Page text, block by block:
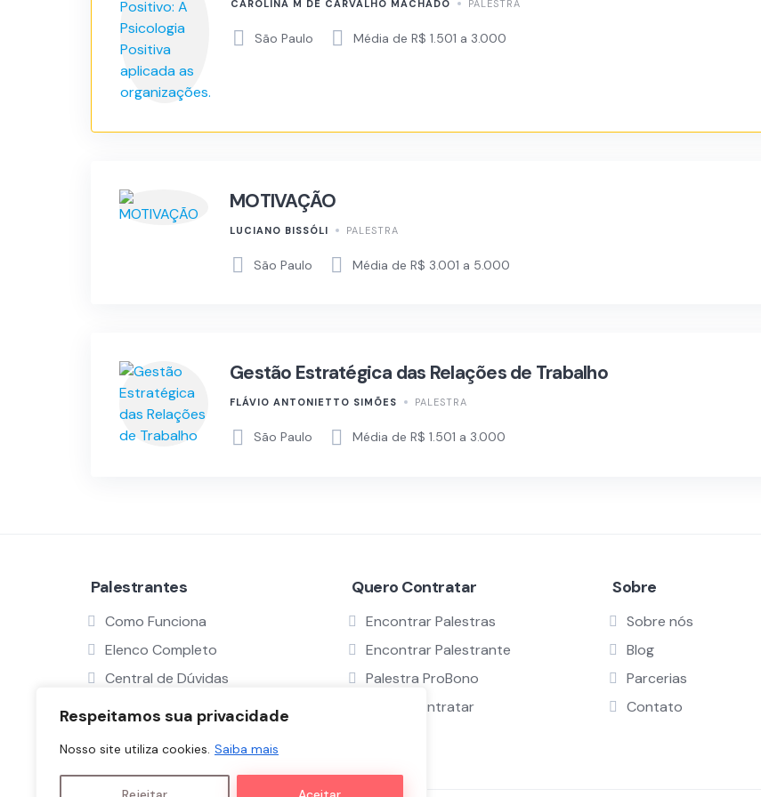
Respeitamos sua privacidade
Nosso site utiliza cookies. Saiba mais
CAROLINA M DE CARVALHO MACHADO PALESTRA
São Paulo Média de R$ 1.501 a 3.000
MOTIVAÇÃO
LUCIANO BISSÓLI PALESTRA
São Paulo Média de R$ 3.001 a 5.000
Gestão Estratégica das Relações de Trabalho
FLÁVIO ANTONIETTO SIMÕES PALESTRA
São Paulo Média de R$ 1.501 a 3.000
Palestrantes
Como Funciona
Elenco Completo
Central de Dúvidas
Serviço ProBono
Quero Contratar
Encontrar Palestras
Encontrar Palestrante
Palestra ProBono
Como Contratar
Sobre
Sobre nós
Blog
Parcerias
Contato